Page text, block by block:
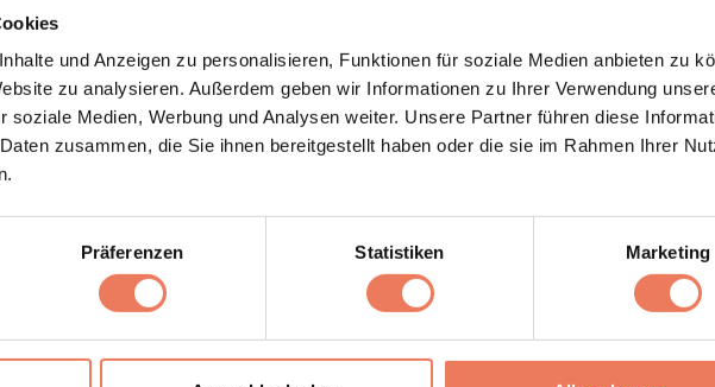
und Anzeigen zu personalisieren, Funktionen für soziale Medien anbieten zu
zu analysieren. Außerdem geben wir Informationen zu Ihrer Verwendung
soziale Medien, Werbung und Analysen weiter. Unsere Partner führen diese
zusammen, die Sie ihnen bereitgestellt haben oder die sie im Rahmen Ihrer
Präferenzen Statistiken Marketing
auf der